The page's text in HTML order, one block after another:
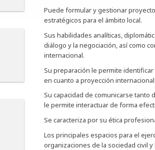
Puede formular y gestionar
estratégicos para el ámbito local.
Sus habilidades analíticas,
diálogo y la negociación, así como
internacional.
Su preparación le permite
en cuanto a proyección
Su capacidad de comunicarse
le permite interactuar de forma
Se caracteriza por su ética
Los principales espacios para el
organizaciones de la sociedad civil